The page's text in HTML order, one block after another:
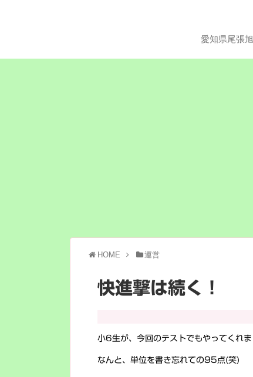
愛知県尾張
HOME 運営
快進撃は続く！
小6生が、今回のテストでもやってくれま
なんと、単位を書き忘れての95点(笑)